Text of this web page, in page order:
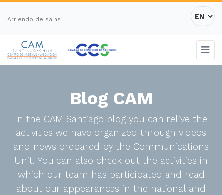
Arriendo de salas
Blog CAM
In the CAM Santiago blog you can relive the
activities we have organized through videos
and news prepared by the Communications
Unit. You can also check out the activities in
which our team has participated and read
about our appearances in the national and